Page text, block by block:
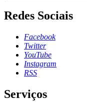
Redes Sociais
Facebook
Twitter
YouTube
Instagram
RSS
Serviços